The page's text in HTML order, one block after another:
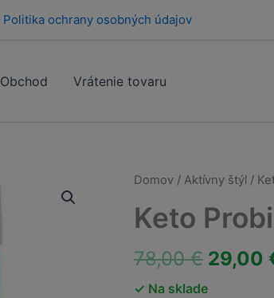
Politika ochrany osobných údajov
Obchod Vrátenie tovaru
Domov / Aktívny štýl /
Keto
78,00€
cena
29,00
✓ Na sklade